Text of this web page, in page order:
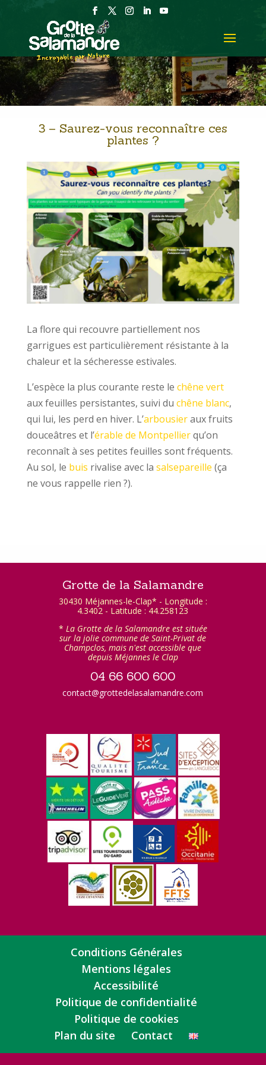
3 – Saurez-vous reconnaître ces
plantes ?
La flore qui recouvre partiellement nos
garrigues est particulièrement résistante à la
chaleur et la sécheresse estivales.
L’espèce la plus courante reste le chêne vert
aux feuilles persistantes, suivi du chêne blanc,
qui lui, les perd en hiver. L’arbousieraux fruits
douceâtres et l’érable de Montpellierqu’on
reconnaît à ses petites feuilles sont fréquents.
Au sol, le buis rivalise avec la salsepareille (ça
ne vous rappelle rien ?).
Grotte de la Salamandre
30430 Méjannes-le-Clap* - Longitude :
4.3402 - Latitude : 44.258123
* La Grotte de la Salamandre est située
sur la jolie commune de Saint-Privat de
Champclos, mais n'est accessible que
depuis Méjannes le Clap
04 66 600 600
contact@grottedelasalamandre.com
Conditions Générales
Mentions légales
Accessibilité
Politique de confidentialité
Politique de cookies
Plan du site
Contact